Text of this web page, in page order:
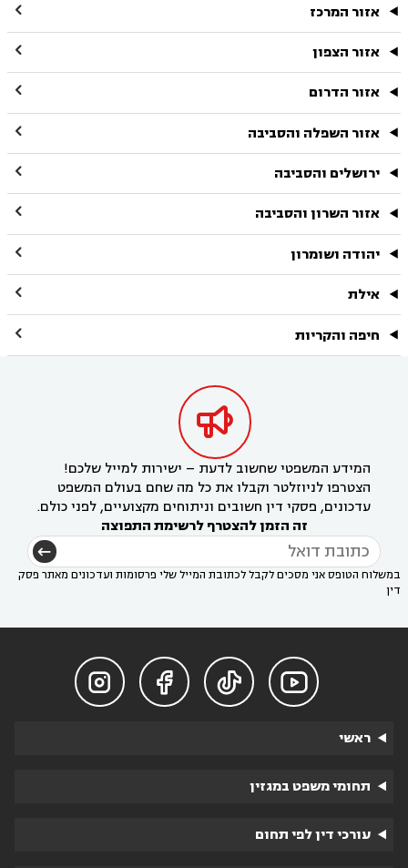
אזור המרכז 
אזור הצפון 
אזור הדרום 
אזור השפלה והסביבה 
ירושלים והסביבה 
אזור השרון והסביבה 
יהודה ושומרון 
אילת 
חיפה והקריות 

המידע המשפטי שחשוב לדעת – ישירות למייל שלכם!
הצטרפו לניוזלטר וקבלו את כל מה שחם בעולם המשפט
עדכונים, פסקי דין חשובים וניתוחים מקצועיים, לפני כולם.
זה הזמן להצטרף לרשימת התפוצה
במשלוח הטופס אני מסכים לקבל לכתובת המייל שלי פרסומות ועדכונים מאתר פסק
דין




ראשי
תחומי משפט במגזין
עורכי דין לפי תחום